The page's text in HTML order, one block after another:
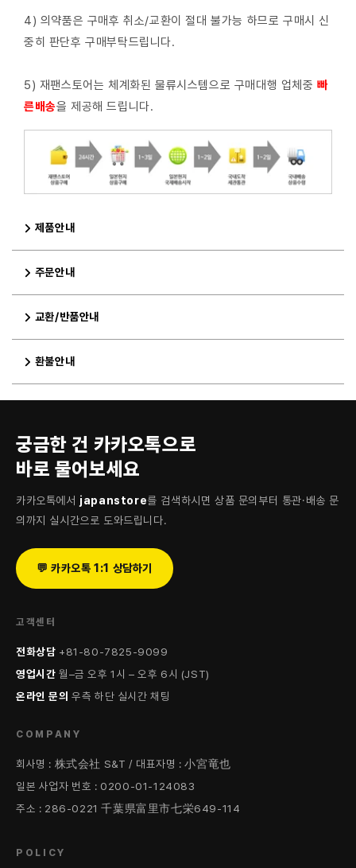
4) 의약품은 구매후 취소/교환이 절대 불가능 하므로 구매시 신
중히 판단후 구매부탁드립니다.
5) 재팬스토어는 체계화된 물류시스템으로 구매대행 업체중빠
른배송을 제공해 드립니다.
제품안내
주문안내
교환/반품안내
환불안내
궁금한 건 카카오톡으로
바로 물어보세요
카카오톡에서 japanstore를 검색하시면 상품 문의부터 통관·배송 문
의까지 실시간으로 도와드립니다.
💬 카카오톡 1:1 상담하기
고객센터
전화상담 +81-80-7825-9099
영업시간 월–금 오후 1시 – 오후 6시 (JST)
온라인 문의 우측 하단 실시간 채팅
COMPANY
회사명 : 株式会社 S&T / 대표자명 : 小宮竜也
일본 사업자 번호 : 0200-01-124083
주소 : 286-0221 千葉県富里市七栄649-114
POLICY